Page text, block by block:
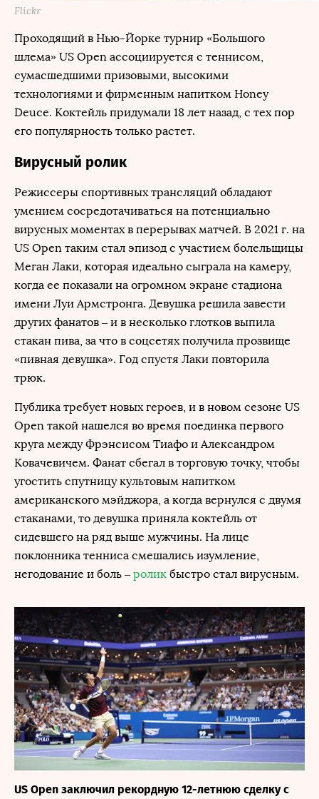
Flickr
Проходящий в Нью-Йорке турнир «Большого
шлема» US Open ассоциируется с теннисом,
сумасшедшими призовыми, высокими
технологиями и фирменным напитком Honey
Deuce. Коктейль придумали 18 лет назад, с тех пор
его популярность только растет.
Вирусный ролик
Режиссеры спортивных трансляций обладают
умением сосредотачиваться на потенциально
вирусных моментах в перерывах матчей. В 2021 г. на
US Open таким стал эпизод с участием болельщицы
Меган Лаки, которая идеально сыграла на камеру,
когда ее показали на огромном экране стадиона
имени Луи Армстронга. Девушка решила завести
других фанатов – и в несколько глотков выпила
стакан пива, за что в соцсетях получила прозвище
«пивная девушка». Год спустя Лаки повторила
трюк.
Публика требует новых героев, и в новом сезоне US
Open такой нашелся во время поединка первого
круга между Фрэнсисом Тиафо и Александром
Ковачевичем. Фанат сбегал в торговую точку, чтобы
угостить спутницу культовым напитком
американского мэйджора, а когда вернулся с двумя
стаканами, то девушка приняла коктейль от
сидевшего на ряд выше мужчины. На лице
поклонника тенниса смешались изумление,
негодование и боль – ролик быстро стал вирусным.
US Open заключил рекордную 12-летнюю сделку с